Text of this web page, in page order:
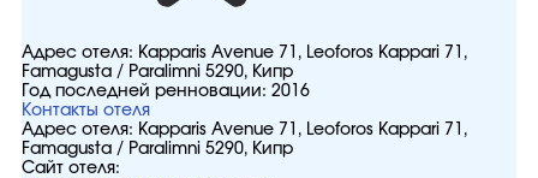
Адрес отеля: Kapparis Avenue 71, Leoforos Kappari 71,
Famagusta / Paralimni 5290, Кипр
Год последней ренновации: 2016
Контакты отеля
Адрес отеля: Kapparis Avenue 71, Leoforos Kappari 71,
Famagusta / Paralimni 5290, Кипр
Сайт отеля: